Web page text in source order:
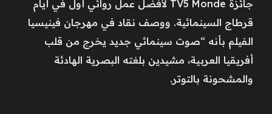
جائزة TV5 Monde لأفضل عمل روائي أول في أيام
قرطاج السينمائية. ووصف نقاد في مهرجان فينيسيا
الفيلم بأنه “صوت سينمائي جديد يخرج من قلب
أفريقيا العربية، مشيدين بلغته البصرية الهادئة
والمشحونة بالتوتر.